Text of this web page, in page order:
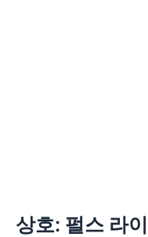
상호: 펄스 라